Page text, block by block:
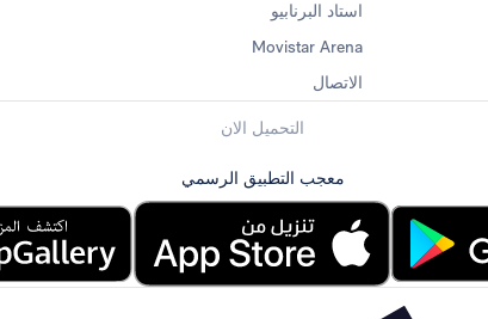
استاد البرنابيو
Movistar Arena
الاتصال
التحميل الان
معجب التطبيق الرسمي